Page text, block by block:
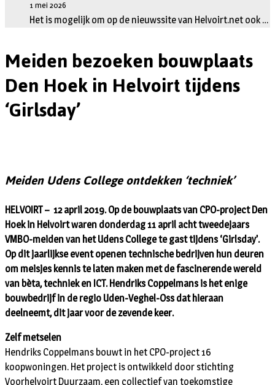
1 mei 2026
Het is mogelijk om op de nieuwssite van Helvoirt.net ook …
Meiden bezoeken bouwplaats
Den Hoek in Helvoirt tijdens
‘Girlsday’
Meiden Udens College ontdekken ‘techniek’
HELVOIRT – 12 april 2019. Op de bouwplaats van CPO-project Den
Hoek in Helvoirt waren donderdag 11 april acht tweedejaars
VMBO-meiden van het Udens College te gast tijdens ‘Girlsday’.
Op dit jaarlijkse event openen technische bedrijven hun deuren
om meisjes kennis te laten maken met de fascinerende wereld
van bèta, techniek en ICT. Hendriks Coppelmans is het enige
bouwbedrijf in de regio Uden-Veghel-Oss dat hieraan
deelneemt, dit jaar voor de zevende keer.
Zelf metselen
Hendriks Coppelmans bouwt in het CPO-project 16
koopwoningen. Het project is ontwikkeld door stichting
Voorhelvoirt Duurzaam, een collectief van toekomstige